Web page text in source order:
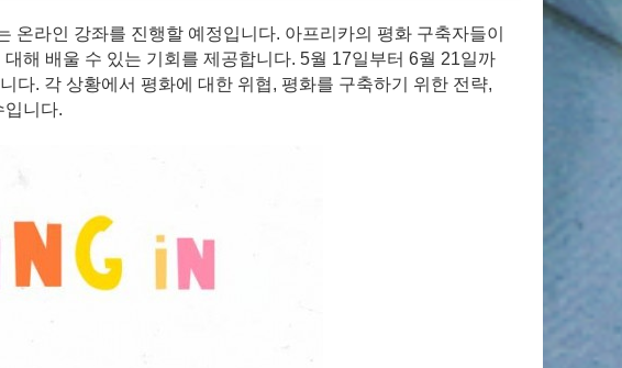
온라인 강좌를 진행할 예정입니다. 아프리카의 평화 구축자들이
해 배울 수 있는 기회를 제공합니다. 5월 17일부터 6월 21일까
다. 각 상황에서 평화에 대한 위협, 평화를 구축하기 위한 전략,
입니다.